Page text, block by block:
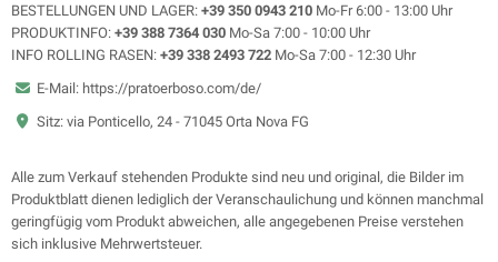
BESTELLUNGEN UND LAGER: +39 350 0943 210 Mo-Fr 6:00 - 13:00 Uhr
PRODUKTINFO: +39 388 7364 030 Mo-Sa 7:00 - 10:00 Uhr
INFO ROLLING RASEN: +39 338 2493 722 Mo-Sa 7:00 - 12:30 Uhr
E-Mail: https://pratoerboso.com/de/
Sitz: via Ponticello, 24 - 71045 Orta Nova FG
Alle zum Verkauf stehenden Produkte sind neu und original, die Bilder im
Produktblatt dienen lediglich der Veranschaulichung und können manchmal
geringfügig vom Produkt abweichen, alle angegebenen Preise verstehen
sich inklusive Mehrwertsteuer.